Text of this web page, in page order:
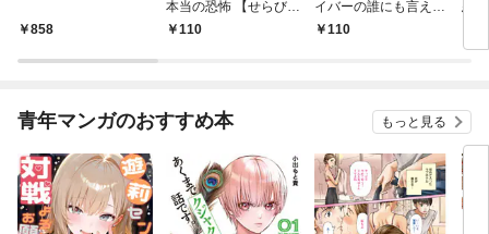
858
本当の恐怖 【せらびぃ
連載版】１
110
イバーの誰にも言えな
いトンデモ業務日誌
110
悪
青年マンガのおすすめ本 もっと見る